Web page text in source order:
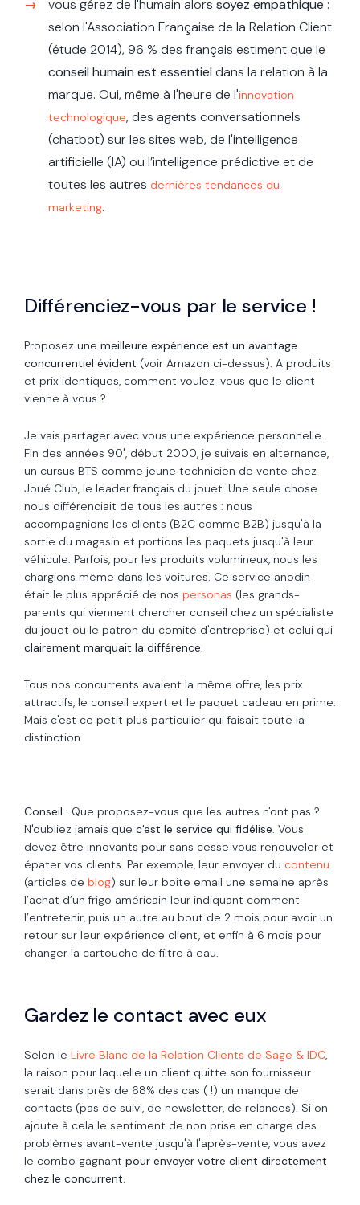
vous gérez de l'humain alors soyez empathique :
selon l'Association Française de la Relation Client
(étude 2014), 96 % des français estiment que le
conseil humain est essentiel dans la relation à la
marque. Oui, même à l'heure de l'innovation
technologique, des agents conversationnels
(chatbot) sur les sites web, de l'intelligence
artificielle (IA) ou l’intelligence prédictive et de
toutes les autres dernières tendances du
marketing.
Différenciez-vous par le service !
Proposez une meilleure expérience est un avantage
concurrentiel évident (voir Amazon ci-dessus). A produits
et prix identiques, comment voulez-vous que le client
vienne à vous ?
Je vais partager avec vous une expérience personnelle.
Fin des années 90', début 2000, je suivais en alternance,
un cursus BTS comme jeune technicien de vente chez
Joué Club, le leader français du jouet. Une seule chose
nous différenciait de tous les autres : nous
accompagnions les clients (B2C comme B2B) jusqu'à la
sortie du magasin et portions les paquets jusqu'à leur
véhicule. Parfois, pour les produits volumineux, nous les
chargions même dans les voitures. Ce service anodin
était le plus apprécié de nos personas (les grands-
parents qui viennent chercher conseil chez un spécialiste
du jouet ou le patron du comité d'entreprise) et celui qui
clairement marquait la différence.
Tous nos concurrents avaient la même offre, les prix
attractifs, le conseil expert et le paquet cadeau en prime.
Mais c'est ce petit plus particulier qui faisait toute la
distinction.
Conseil : Que proposez-vous que les autres n'ont pas ?
N'oubliez jamais que c'est le service qui fidélise. Vous
devez être innovants pour sans cesse vous renouveler et
épater vos clients. Par exemple, leur envoyer du contenu
(articles de blog) sur leur boite email une semaine après
l’achat d’un frigo américain leur indiquant comment
l’entretenir, puis un autre au bout de 2 mois pour avoir un
retour sur leur expérience client, et enfin à 6 mois pour
changer la cartouche de filtre à eau.
Gardez le contact avec eux
Selon le Livre Blanc de la Relation Clients de Sage & IDC,
la raison pour laquelle un client quitte son fournisseur
serait dans près de 68% des cas ( !) un manque de
contacts (pas de suivi, de newsletter, de relances). Si on
ajoute à cela le sentiment de non prise en charge des
problèmes avant-vente jusqu'à l'après-vente, vous avez
le combo gagnant pour envoyer votre client directement
chez le concurrent.